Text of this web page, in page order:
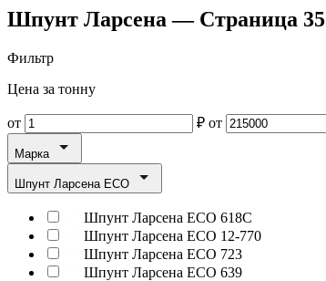
Шпунт Ларсена — Страница 35
Фильтр
Цена за тонну
от ₽ от
Марка
Шпунт Ларсена ECO
Шпунт Ларсена ECO 618C
Шпунт Ларсена ECO 12-770
Шпунт Ларсена ECO 723
Шпунт Ларсена ECO 639